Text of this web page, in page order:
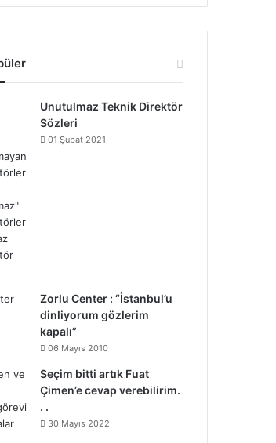
Unutulmaz Teknik Direktör
Sözleri
01 Şubat 2021
Zorlu Center : “İstanbul’u
dinliyorum gözlerim
kapalı”
06 Mayıs 2010
Seçim bitti artık Fuat
Çimen’e cevap verebilirim.
. .
30 Mayıs 2022